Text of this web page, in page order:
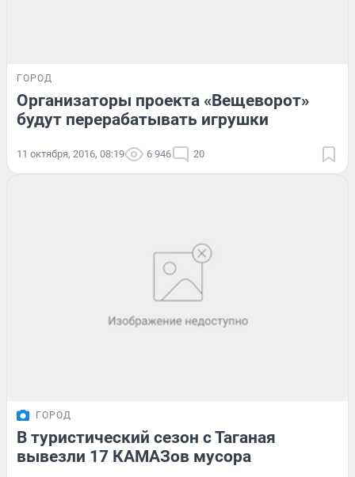
ГОРОД
Организаторы проекта «Вещеворот»
будут перерабатывать игрушки
11 октября, 2016, 08:19 6 946 20
ГОРОД
В туристический сезон с Таганая
вывезли 17 КАМАЗов мусора